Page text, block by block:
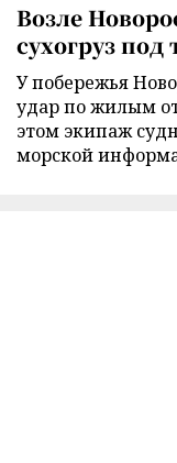
Возле
сухогруз
У побережья
удар по жилым
этом экипаж
морской